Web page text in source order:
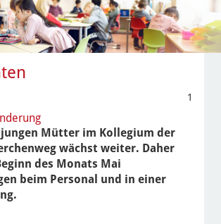
1
jungen Mütter im Kollegium der
wächst weiter. Daher
des Monats Mai
beim Personal und in einer